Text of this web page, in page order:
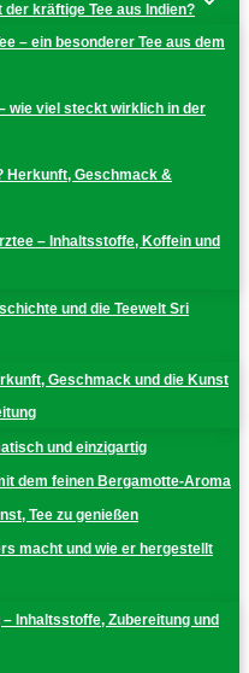
kräftige Tee aus Indien?
– ein besonderer Tee aus dem
wie viel steckt wirklich in der
Herkunft, Geschmack &
– Inhaltsstoffe, Koffein und
und die Teewelt Sri
Geschmack und die Kunst
und einzigartig
dem feinen Bergamotte-Aroma
Tee zu genießen
macht und wie er hergestellt
Inhaltsstoffe, Zubereitung und